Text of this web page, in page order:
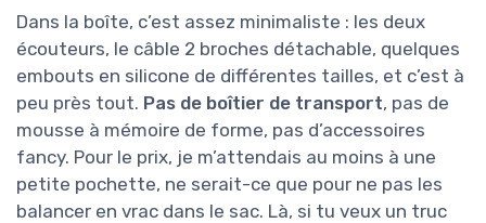
Dans la boîte, c’est assez minimaliste : les deux
écouteurs, le câble 2 broches détachable, quelques
embouts en silicone de différentes tailles, et c’est à
peu près tout. Pas de boîtier de transport, pas de
mousse à mémoire de forme, pas d’accessoires
fancy. Pour le prix, je m’attendais au moins à une
petite pochette, ne serait-ce que pour ne pas les
balancer en vrac dans le sac. Là, si tu veux un truc